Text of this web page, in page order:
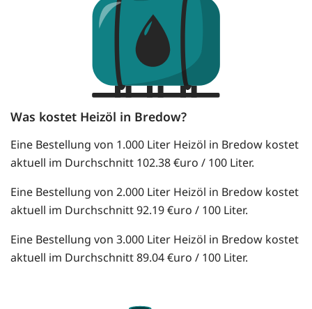
Was kostet Heizöl in Bredow?
Eine Bestellung von 1.000 Liter Heizöl in Bredow kostet
aktuell im Durchschnitt 102.38 €uro / 100 Liter.
Eine Bestellung von 2.000 Liter Heizöl in Bredow kostet
aktuell im Durchschnitt 92.19 €uro / 100 Liter.
Eine Bestellung von 3.000 Liter Heizöl in Bredow kostet
aktuell im Durchschnitt 89.04 €uro / 100 Liter.